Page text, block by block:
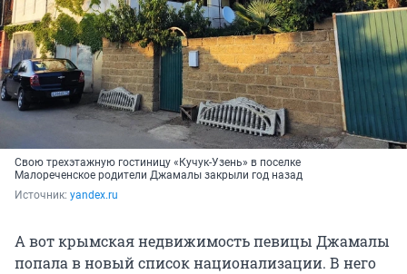
Свою трехэтажную гостиницу «Кучук-Узень» в поселке
Малореченское родители Джамалы закрыли год назад
Источник: yandex.ru
А вот крымская недвижимость певицы Джамалы
попала в новый список национализации. В него